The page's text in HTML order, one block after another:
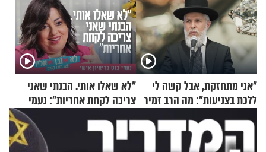
"אני מתחזקת, אבל קשה לי
ללכת בצניעות": מה הרב זמיר
כהן המליץ לה לעשות?
"לא שאלו אותי. הבנתי שאני
צריכה לקחת אחריות": נעמי
בנט בריאיון אישי